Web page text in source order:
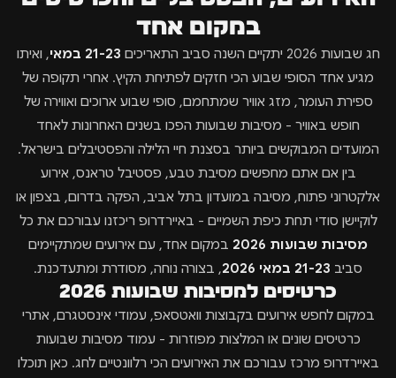
במקום אחד
חג שבועות 2026 יתקיים השנה סביב התאריכים 21-23 במאי
, ואיתו
מגיע אחד הסופי שבוע הכי חזקים לפתיחת הקיץ. אחרי תקופה של
ספירת העומר, מזג אוויר שמתחמם, סופי שבוע ארוכים ואווירה של
חופש באוויר - מסיבות שבועות הפכו בשנים האחרונות לאחד
המועדים המבוקשים ביותר בסצנת חיי הלילה והפסטיבלים בישראל.
בין אם אתם מחפשים מסיבת טבע, פסטיבל טראנס, אירוע
אלקטרוני פתוח, מסיבה במועדון בתל אביב, הפקה בדרום, בצפון או
לוקיישן סודי תחת כיפת השמיים - באיירדרופ ריכזנו עבורכם את כל
מסיבות שבועות 2026
במקום אחד, עם אירועים שמתקיימים
סביב 21-23 במאי 2026 , בצורה נוחה, מסודרת ומתעדכנת.
כרטיסים למסיבות שבועות 2026
במקום לחפש אירועים בקבוצות וואטסאפ, עמודי אינסטגרם, אתרי
כרטיסים שונים או המלצות מפוזרות - עמוד מסיבות שבועות
באיירדרופ מרכז עבורכם את האירועים הכי רלוונטיים לחג. כאן תוכלו